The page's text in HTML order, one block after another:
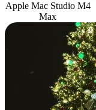
Apple Mac Studio M4
Max